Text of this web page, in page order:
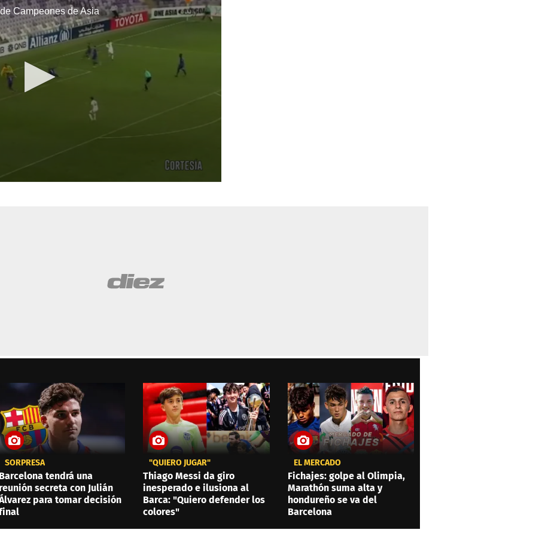
Campeones de Asia
SORPRESA
Barcelona tendrá una
reunión secreta con Julián
para tomar decisión
"QUIERO JUGAR"
Thiago Messi da giro
inesperado e ilusiona al
Barca: "Quiero defender los
colores"
EL MERCADO
Fichajes: golpe al Olimpia,
Marathón suma alta y
hondureño se va del
Barcelona